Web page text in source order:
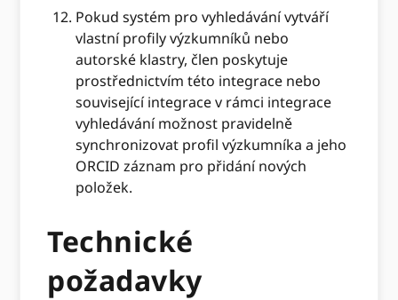
Pokud systém pro vyhledávání vytváří
vlastní profily výzkumníků nebo
autorské klastry, člen poskytuje
prostřednictvím této integrace nebo
související integrace v rámci integrace
vyhledávání možnost pravidelně
synchronizovat profil výzkumníka a jeho
ORCID záznam pro přidání nových
položek.
Technické
požadavky